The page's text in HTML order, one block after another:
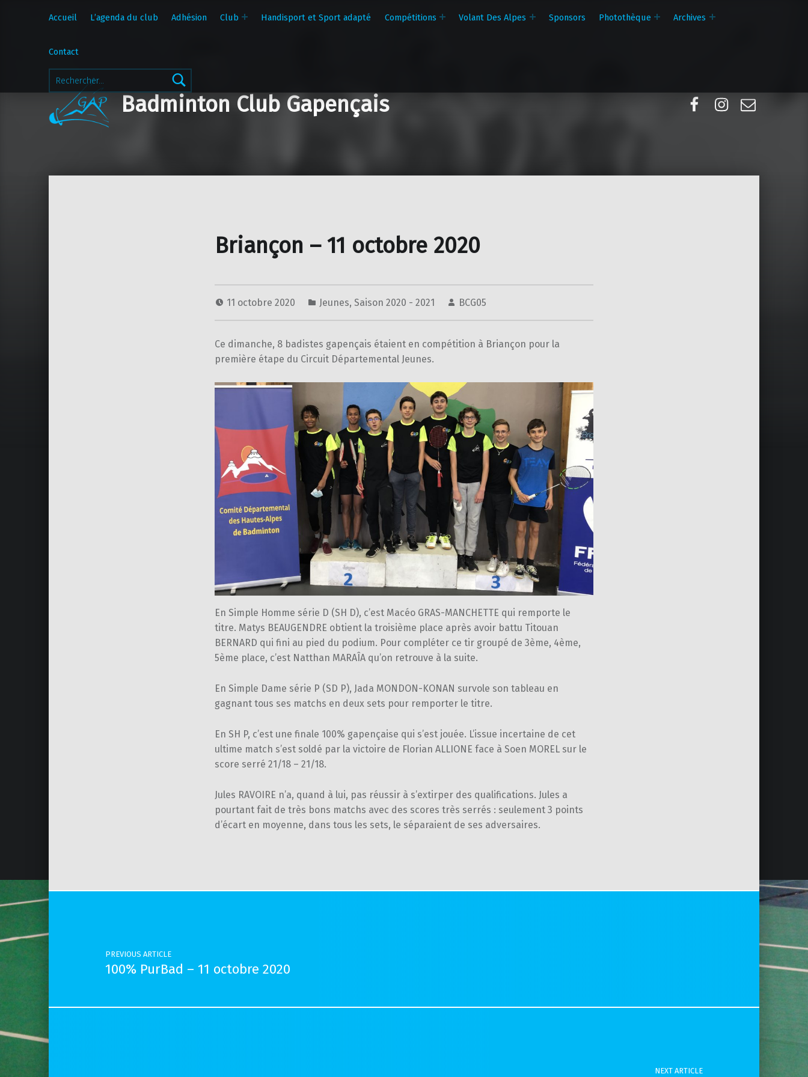
Rechercher :
Accueil L’agenda du club Adhésion Club Handisport et Sport adapté Compétitions Volant Des Alpes Sponsors Photothèque Archives
Contact
Badminton Club Gapençais Facebook
Instagram
E-mail
Briançon – 11 octobre 2020
11 octobre 2020 Jeunes, Saison 2020 - 2021 BCG05
Ce dimanche, 8 badistes gapençais étaient en compétition à Briançon pour la
première étape du Circuit Départemental Jeunes.
En Simple Homme série D (SH D), c’est Macéo GRAS-MANCHETTE qui remporte le
titre. Matys BEAUGENDRE obtient la troisième place après avoir battu Titouan
BERNARD qui fini au pied du podium. Pour compléter ce tir groupé de 3ème, 4ème,
5ème place, c’est Natthan MARAÎA qu’on retrouve à la suite.
En Simple Dame série P (SD P), Jada MONDON-KONAN survole son tableau en
gagnant tous ses matchs en deux sets pour remporter le titre.
En SH P, c’est une finale 100% gapençaise qui s’est jouée. L’issue incertaine de cet
ultime match s’est soldé par la victoire de Florian ALLIONE face à Soen MOREL sur le
score serré 21/18 – 21/18.
Jules RAVOIRE n’a, quand à lui, pas réussir à s’extirper des qualifications. Jules a
pourtant fait de très bons matchs avec des scores très serrés : seulement 3 points
d’écart en moyenne, dans tous les sets, le séparaient de ses adversaires.
Post navigation
PREVIOUS ARTICLE
100% PurBad – 11 octobre 2020
NEXT ARTICLE